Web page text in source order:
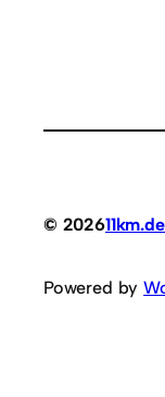
© 2026
Powered by